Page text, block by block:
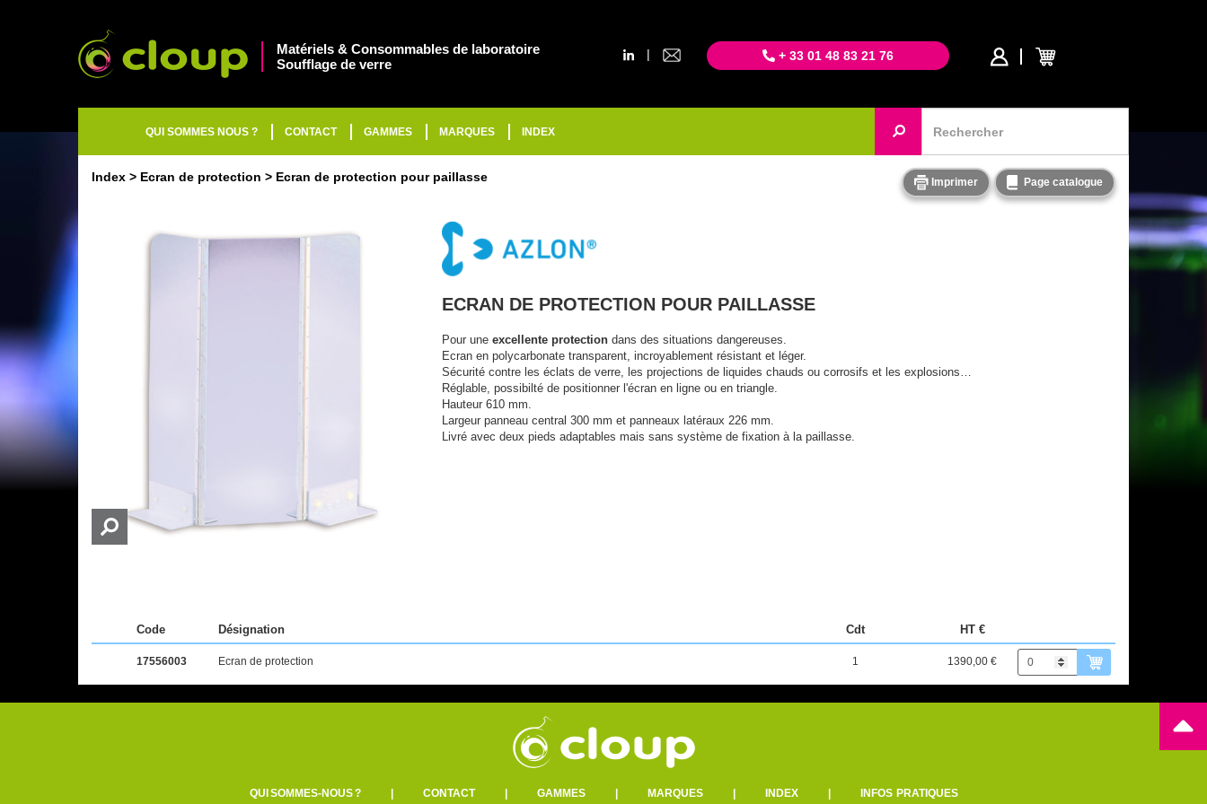
Matériels & Consommables de laboratoire
Soufflage de verre
| + 33 01 48 83 21 76
QUI SOMMES NOUS ? CONTACT GAMMES MARQUES INDEX
Index Ecran de protection Ecran de protection pour paillasse Imprimer Page catalogue
ECRAN DE PROTECTION POUR PAILLASSE
Pour une excellente protection dans des situations dangereuses.
Ecran en polycarbonate transparent, incroyablement résistant et léger.
Sécurité contre les éclats de verre, les projections de liquides chauds ou corrosifs et les explosions…
Réglable, possibilté de positionner l'écran en ligne ou en triangle.
Hauteur 610 mm.
Largeur panneau central 300 mm et panneaux latéraux 226 mm.
Livré avec deux pieds adaptables mais sans système de fixation à la paillasse.
Code Désignation Cdt HT €
17556003 Ecran de protection 1 1390,00 €
QUI SOMMES-NOUS ?| CONTACT| GAMMES| MARQUES| INDEX| INFOS PRATIQUES